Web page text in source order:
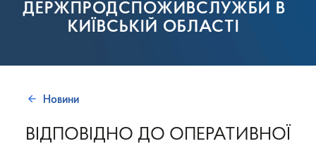
ДЕРЖПРОДСПОЖИВСЛУЖБИ В
КИЇВСЬКІЙ ОБЛАСТІ
Новини
ВІДПОВІДНО ДО ОПЕРАТИВНОЇ